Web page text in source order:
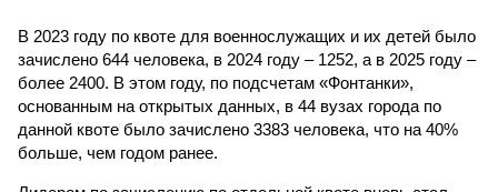
В 2023 году по квоте для военнослужащих и их детей было
зачислено 644 человека, в 2024 году – 1252, а в 2025 году –
более 2400. В этом году, по подсчетам «Фонтанки»,
основанным на открытых данных, в 44 вузах города по
данной квоте было зачислено 3383 человека, что на 40%
больше, чем годом ранее.